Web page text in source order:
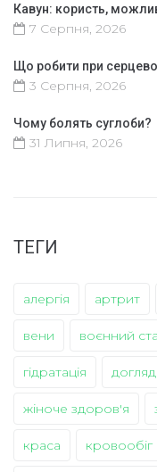
Кавун: користь,
7 Серпня, 2026
Що робити при
3 Серпня, 2026
Чому болять суглоби?
31 Липня, 2026
ТЕГИ
алергія артрит
вени воєнний
гідратація догляд
жіноче здоров'я
краса кровообіг